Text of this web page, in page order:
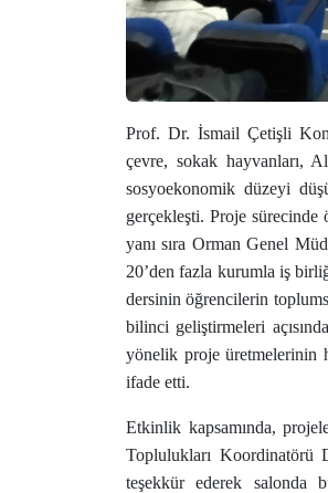
Prof. Dr. İsmail Çetişli
çevre, sokak hayvanları,
sosyoekonomik düzeyi
gerçekleşti. Proje
yanı sıra Orman Genel
20’den fazla kurumla iş
dersinin öğrencilerin
bilinci geliştirmeleri
yönelik proje üretmelerinin
ifade etti.
Etkinlik kapsamında,
Toplulukları Koordinatörü
teşekkür ederek salonda